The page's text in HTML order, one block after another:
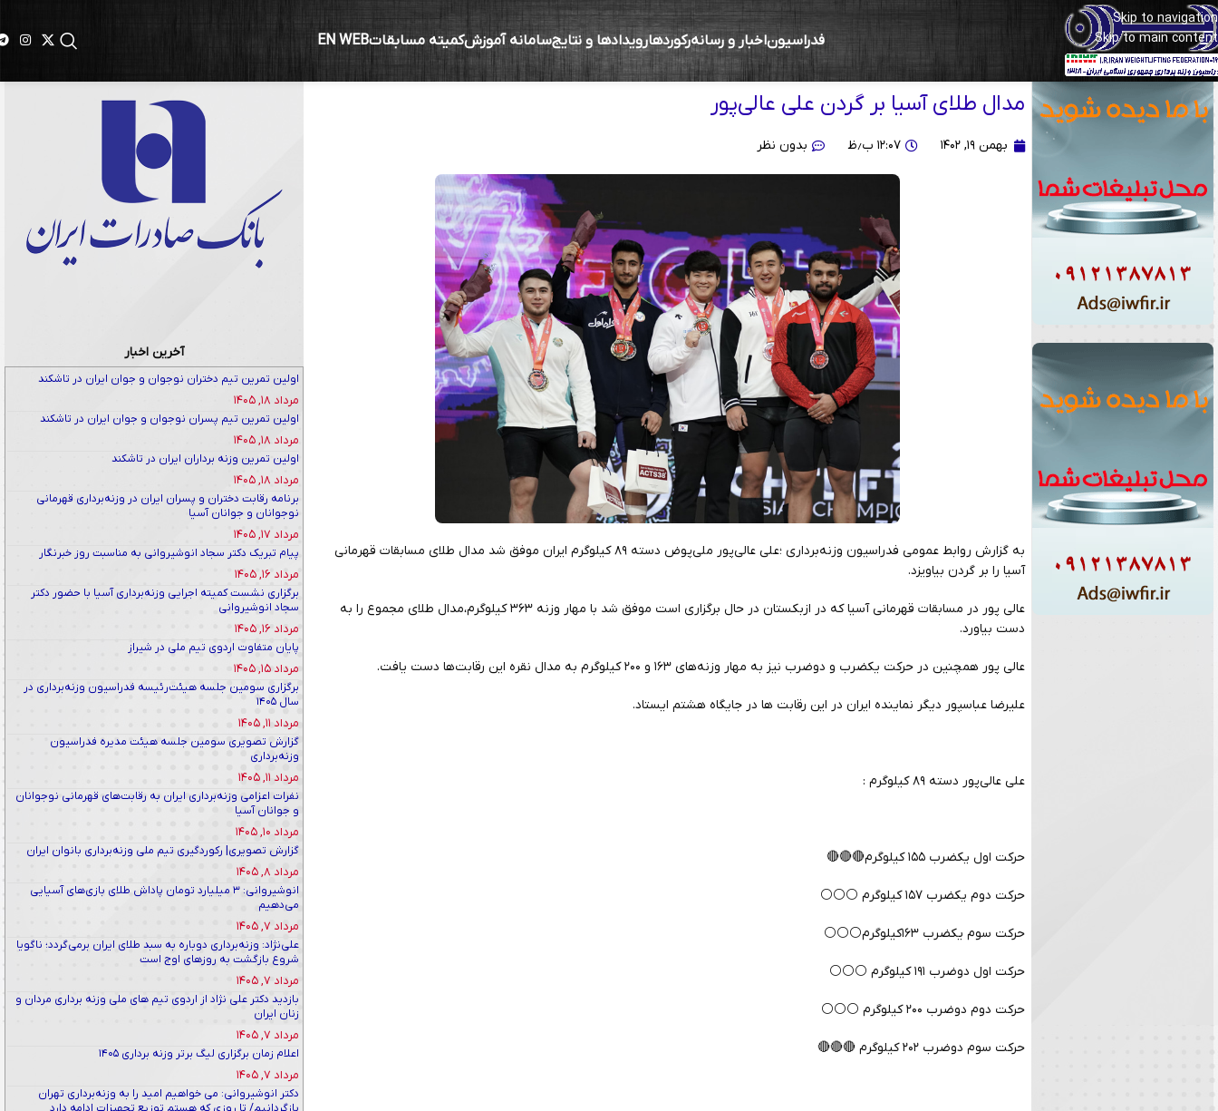
Skip to navigation
Skip to main content
فدراسیوناخبار و رسانهرکوردهارویدادها و نتایجسامانه آموزشکمیته مسابقاتEN WEB
مسابقات آسیایی ازبکستان
مدال طلای آسیا بر گردن علی عالی‌پور
بهمن ۱۹, ۱۴۰۲ ۱۲:۰۷ ب٫ظ بدون نظر
به گزارش روابط عمومی فدراسیون وزنه‌برداری ؛علی عالی‌پور ملی‌پوض دسته ۸۹ کیلوگرم ایران موفق شد مدال طلای مسابقات قهرمانی
آسیا را بر گردن بیاویزد.
عالی پور در مسابقات قهرمانی آسیا که در ازبکستان در حال برگزاری است موفق شد با مهار وزنه ۳۶۳ کیلوگرم،مدال طلای مجموع را به
دست بیاورد.
عالی پور همچنین در‌ حرکت یکضرب و دوضرب نیز به مهار وزنه‌های ۱۶۳ و ۲۰۰ کیلوگرم به مدال نقره این رقابت‌ها دست یافت.
علیرضا عباسپور دیگر نماینده ایران در این رقابت ها در جایگاه هشتم ایستاد.
علی عالی‌پور دسته ۸۹ کیلوگرم :
حرکت اول یکضرب ۱۵۵ کیلوگرم🔴🔴🔴
حرکت دوم یکضرب ۱۵۷ کیلوگرم ⚪️⚪️⚪️
حرکت سوم یکضرب ۱۶۳کیلوگرم⚪️⚪️⚪️
حرکت اول دوضرب ۱۹۱ کیلوگرم ⚪️⚪️⚪️
حرکت دوم دوضرب ۲۰۰ کیلوگرم ⚪️⚪️⚪️
حرکت سوم دوضرب ۲۰۲ کیلوگرم 🔴🔴🔴
آخرین اخبار
اولین تمرین تیم دختران نوجوان و جوان ایران در تاشکند
مرداد ۱۸, ۱۴۰۵
اولین تمرین تیم پسران نوجوان و جوان ایران در تاشکند
مرداد ۱۸, ۱۴۰۵
اولین تمرین وزنه برداران ایران در تاشکند
مرداد ۱۸, ۱۴۰۵
برنامه رقابت دختران و پسران ایران در وزنه‌برداری قهرمانی
نوجوانان و جوانان آسیا
مرداد ۱۷, ۱۴۰۵
پیام تبریک دکتر سجاد انوشیروانی به مناسبت روز خبرنگار
مرداد ۱۶, ۱۴۰۵
برگزاری نشست کمیته اجرایی وزنه‌برداری آسیا با حضور دکتر
سجاد انوشیروانی
مرداد ۱۶, ۱۴۰۵
پایان متفاوت اردوی تیم ملی در شیراز
مرداد ۱۵, ۱۴۰۵
برگزاری سومین جلسه هیئت‌رئیسه فدراسیون وزنه‌برداری در
سال ۱۴۰۵
مرداد ۱۱, ۱۴۰۵
گزارش تصویری سومین جلسه هیئت مدیره فدراسیون
وزنه‌برداری
مرداد ۱۱, ۱۴۰۵
نفرات اعزامی وزنه‌برداری ایران به رقابت‌های قهرمانی نوجوانان
و جوانان آسیا
مرداد ۱۰, ۱۴۰۵
گزارش تصویری| رکوردگیری تیم ملی وزنه‌برداری بانوان ایران
مرداد ۸, ۱۴۰۵
انوشیروانی: ۳ میلیارد تومان پاداش طلای بازی‌های آسیایی
می‌دهیم
مرداد ۷, ۱۴۰۵
علی‌نژاد: وزنه‌برداری دوباره به سبد طلای ایران برمی‌گردد؛ ناگویا
شروع بازگشت به روزهای اوج است
مرداد ۷, ۱۴۰۵
بازدید دکتر علی نژاد از اردوی تیم های ملی وزنه برداری مردان و
زنان ایران
مرداد ۷, ۱۴۰۵
اعلام زمان برگزاری لیگ برتر وزنه برداری ۱۴۰۵
مرداد ۷, ۱۴۰۵
دکتر انوشیروانی: می خواهیم امید را به وزنه‌برداری تهران